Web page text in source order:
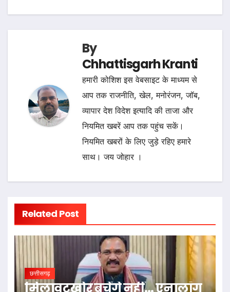
By
Chhattisgarh Kranti
हमारी कोशिश इस वेबसाइट के माध्यम से
आप तक राजनीति, खेल, मनोरंजन, जॉब,
व्यापार देश विदेश इत्यादि की ताजा और
नियमित खबरें आप तक पहुंच सकें।
नियमित खबरों के लिए जुड़े रहिए हमारे
साथ। जय जोहार ।
Related Post
छत्तीसगढ़
मिलावटखोर बचेंगे नहीं… एनालॉग